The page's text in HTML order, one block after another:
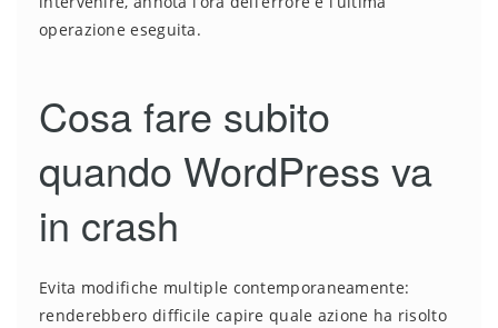
operazione eseguita.
Cosa fare subito
quando WordPress va
in crash
Evita modifiche multiple contemporaneamente:
renderebbero difficile capire quale azione ha risolto